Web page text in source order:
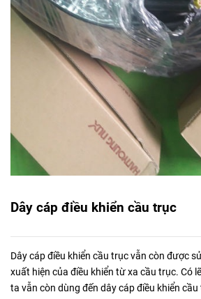
Dây cáp điều khiển cầu trục
Dây cáp điều khiển cầu trục vẫn còn được
xuất hiện của điều khiển từ xa cầu trục. Có
ta vẫn còn dùng đến dây cáp điều khiển cầu